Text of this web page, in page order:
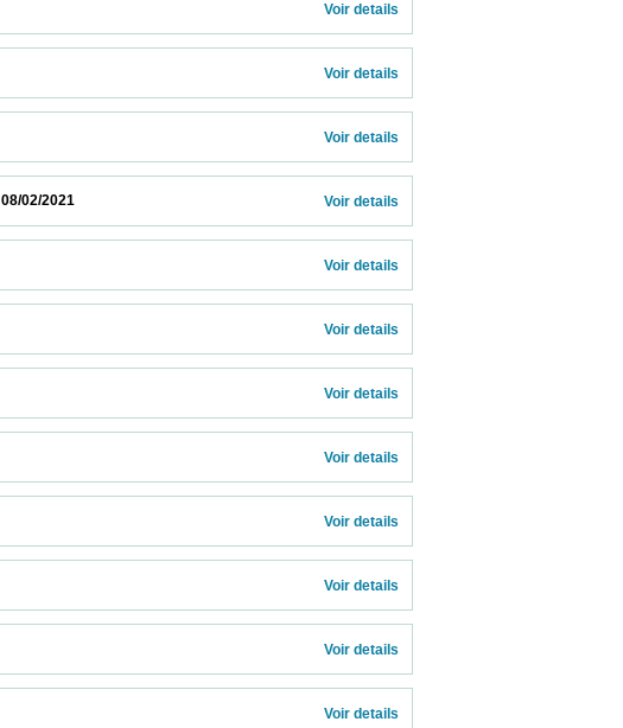
Voir details
Voir details
Voir details
08/02/2021 Voir details
Voir details
Voir details
Voir details
Voir details
Voir details
Voir details
Voir details
Voir details